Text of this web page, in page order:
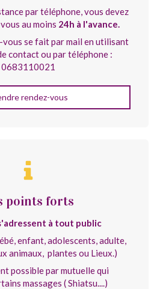
par téléphone, vous devez
au moins 24h à l'avance.
vous se fait par mail en utilisant
contact ou par téléphone :
0683110021
rendez-vous
points forts
à tout public
enfant, adolescents, adulte,
animaux, plantes ou Lieux.)
possible par mutuelle qui
massages ( Shiatsu....)